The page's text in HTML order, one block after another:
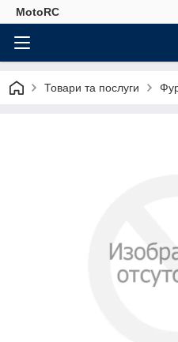
MotoRC
Товари та послуги